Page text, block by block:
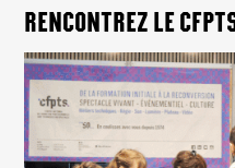
RENCONTREZ LE